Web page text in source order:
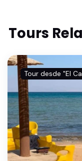
Tours
Tour desde "El